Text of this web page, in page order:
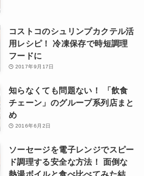
コストコのシュリンプカクテル活
用レシピ！ 冷凍保存で時短調理
フードに
2017年9月17日
知らなくても問題ない！ 「飲食
チェーン」のグループ系列店まと
め
2016年6月2日
ソーセージを電子レンジでスピー
ド調理する安全な方法！ 面倒な
熱湯ボイルと食べ比べてみた結